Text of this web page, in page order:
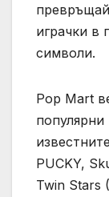
играчки в
символи.
Pop Mart
PUCKY,
Twin Stars